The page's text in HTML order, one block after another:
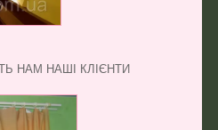
НАМ НАШІ КЛІЄНТИ